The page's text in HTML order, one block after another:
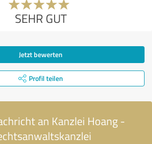
SEHR GUT
Jetzt bewerten
Profil teilen
an Kanzlei Hoang -